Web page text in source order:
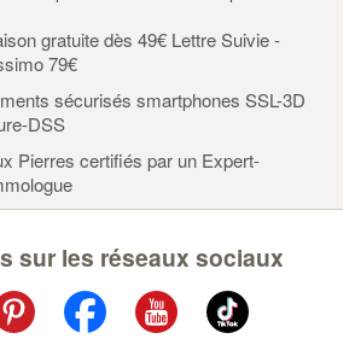
gratuite dès 49€ Lettre Suivie -
79€
sécurisés smartphones SSL-3D
DSS
Pierres certifiés par un Expert-
sur les réseaux sociaux